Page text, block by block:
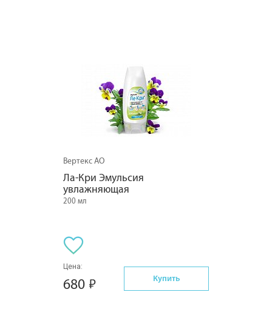
Вертекс АО
Ла-Кри Эмульсия
увлажняющая
200 мл
Цена:
680 Купить